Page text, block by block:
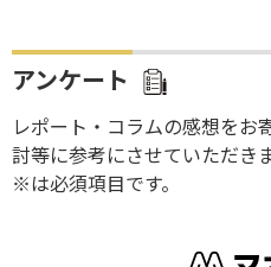
アンケート
レポート・コラムの感想をお
討等に参考にさせていただきま
※は必須項目です。